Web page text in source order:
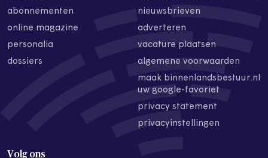
abonnementen
online magazine
personalia
dossiers
nieuwsbrieven
adverteren
vacature plaatsen
algemene voorwaarden
maak binnenlandsbestuur.nl
uw google-favoriet
privacy statement
privacyinstellingen
Volg ons